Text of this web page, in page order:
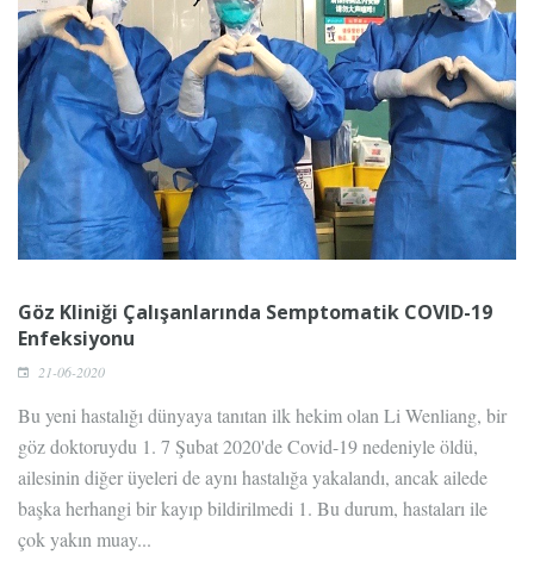
Göz Kliniği Çalışanlarında Semptomatik COVID-19
Enfeksiyonu
21-06-2020
Bu yeni hastalığı dünyaya tanıtan ilk hekim olan Li Wenliang, bir
göz doktoruydu 1. 7 Şubat 2020'de Covid-19 nedeniyle öldü,
ailesinin diğer üyeleri de aynı hastalığa yakalandı, ancak ailede
başka herhangi bir kayıp bildirilmedi 1. Bu durum, hastaları ile
çok yakın muay...